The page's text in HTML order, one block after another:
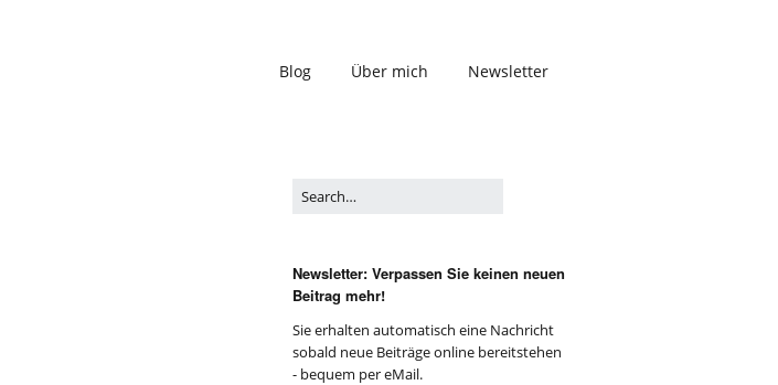
Blog Über mich Newsletter
Newsletter: Verpassen Sie keinen neuen
Beitrag mehr!
Sie erhalten automatisch eine Nachricht
sobald neue Beiträge online bereitstehen
- bequem per eMail.